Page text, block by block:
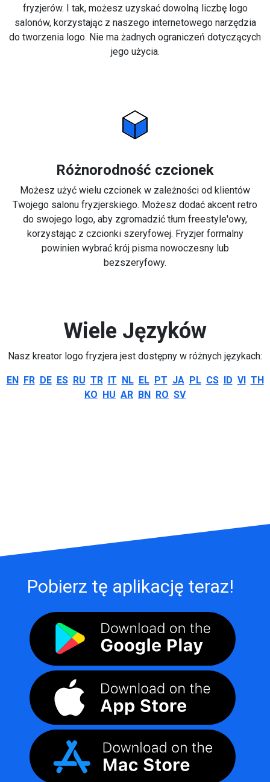
fryzjerów. I tak, możesz uzyskać dowolną liczbę logo
salonów, korzystając z naszego internetowego narzędzia
do tworzenia logo. Nie ma żadnych ograniczeń dotyczących
jego użycia.
Różnorodność czcionek
Możesz użyć wielu czcionek w zależności od klientów
Twojego salonu fryzjerskiego. Możesz dodać akcent retro
do swojego logo, aby zgromadzić tłum freestyle'owy,
korzystając z czcionki szeryfowej. Fryzjer formalny
powinien wybrać krój pisma nowoczesny lub
bezszeryfowy.
Wiele Języków
Nasz kreator logo fryzjera jest dostępny w różnych językach:
EN FR DE ES RU TR IT NL EL PT JA PL CS ID VI TH
KO HU AR BN RO SV
Pobierz tę aplikację teraz!